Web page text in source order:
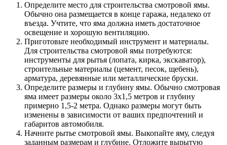
Определите место для строительства смотровой ямы.
Обычно она размещается в конце гаража, недалеко от
въезда. Учтите, что яма должна иметь достаточное
освещение и хорошую вентиляцию.
Приготовьте необходимый инструмент и материалы.
Для строительства смотровой ямы потребуются:
инструменты для рытья (лопата, кирка, экскаватор),
строительные материалы (цемент, песок, щебень),
арматура, деревянные или металлические бруски.
Определите размеры и глубину ямы. Обычно смотровая
яма имеет размеры около 3х1,5 метров и глубину
примерно 1,5-2 метра. Однако размеры могут быть
изменены в зависимости от ваших предпочтений и
габаритов автомобиля.
Начните рытье смотровой ямы. Выкопайте яму, следуя
заданным размерам и глубине. Отложите вырытую